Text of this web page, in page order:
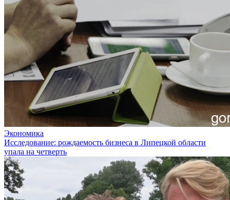
Экономика
Исследование: рождаемость бизнеса в Липецкой области
упала на четверть